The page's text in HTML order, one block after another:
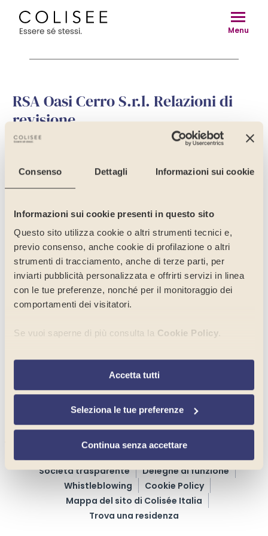
Consenso Dettagli Informazioni sui cookie
Informazioni sui cookie presenti in questo sito
Questo sito utilizza cookie o altri strumenti tecnici e,
previo consenso, anche cookie di profilazione o altri
strumenti di tracciamento, anche di terze parti, per
inviarti pubblicità personalizzata e offrirti servizi in linea
con le tue preferenze, nonché per il monitoraggio dei
comportamenti dei visitatori.
Se vuoi saperne di più consulta la Cookie Policy
Per selezionare in modo analitico soltanto alcune finalità,
terze parti e cookie è possibile cliccare su “
tue preferenze”. Chiudendo questo banner tramite
l’apposito comando “
Continua senza accettare
altri strumenti di tracciamento diversi da quelli tecnici.
Accetta tutti
Seleziona le tue preferenze
Continua senza accettare
Vai
Menu
RSA Oasi Cerro S.r.l. Relazioni di
revisione
RSA Oasi Cerro Srl – Relazione di revisione 2024
Un’azienda con missione sociale
Contatti
Un’emergenza? Un reclamo?
Società trasparente
Deleghe di funzione
Whistleblowing
Cookie Policy
Mappa del sito di Colisée Italia
Trova una residenza